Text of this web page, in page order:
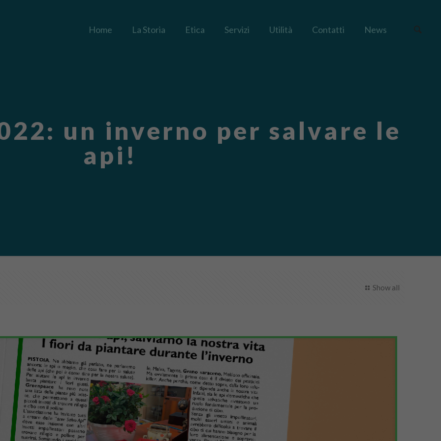
Home La Storia Etica Servizi Utilità Contatti News
un inverno per salvare le
api!
Show all